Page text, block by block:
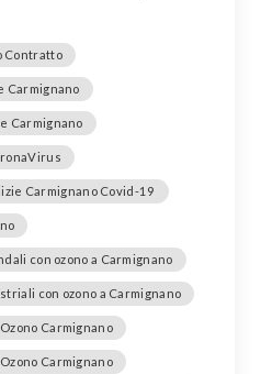
Contratto
Carmignano
Carmignano
Carmignano Covid-19
con ozono a Carmignano
con ozono a Carmignano
Carmignano
Carmignano